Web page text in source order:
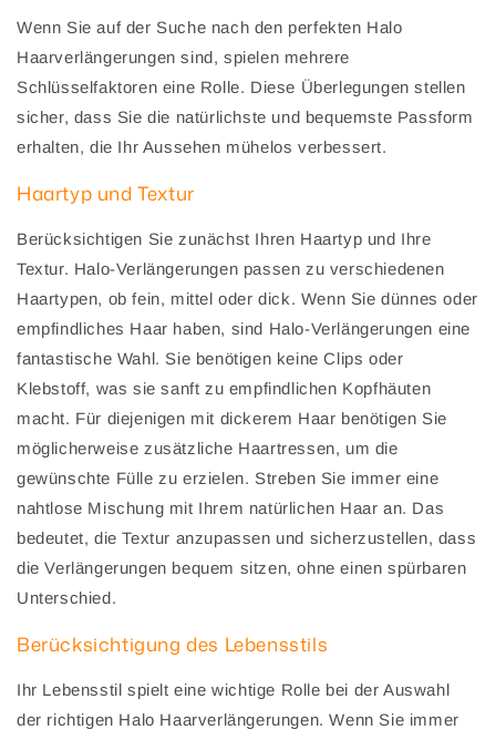
Wenn Sie auf der Suche nach den perfekten Halo
Haarverlängerungen sind, spielen mehrere
Schlüsselfaktoren eine Rolle. Diese Überlegungen stellen
sicher, dass Sie die natürlichste und bequemste Passform
erhalten, die Ihr Aussehen mühelos verbessert.
Haartyp und Textur
Berücksichtigen Sie zunächst Ihren Haartyp und Ihre
Textur. Halo-Verlängerungen passen zu verschiedenen
Haartypen, ob fein, mittel oder dick. Wenn Sie dünnes oder
empfindliches Haar haben, sind Halo-Verlängerungen eine
fantastische Wahl. Sie benötigen keine Clips oder
Klebstoff, was sie sanft zu empfindlichen Kopfhäuten
macht. Für diejenigen mit dickerem Haar benötigen Sie
möglicherweise zusätzliche Haartressen, um die
gewünschte Fülle zu erzielen. Streben Sie immer eine
nahtlose Mischung mit Ihrem natürlichen Haar an. Das
bedeutet, die Textur anzupassen und sicherzustellen, dass
die Verlängerungen bequem sitzen, ohne einen spürbaren
Unterschied.
Berücksichtigung des Lebensstils
Ihr Lebensstil spielt eine wichtige Rolle bei der Auswahl
der richtigen Halo Haarverlängerungen. Wenn Sie immer